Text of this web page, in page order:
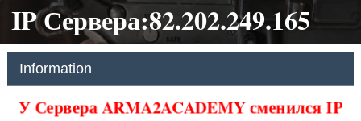
IP Сервера:82.202.249.165
Information
У Сервера ARMA2ACADEMY сменился IP